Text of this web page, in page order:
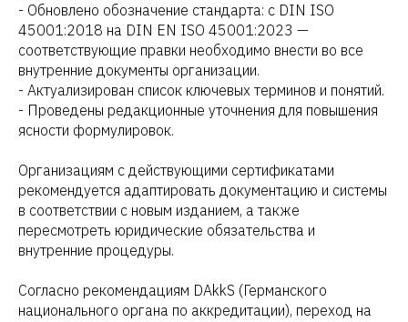
- Обновлено обозначение стандарта: с DIN ISO
45001:2018 на DIN EN ISO 45001:2023 —
соответствующие правки необходимо внести во все
внутренние документы организации.
- Актуализирован список ключевых терминов и понятий.
- Проведены редакционные уточнения для повышения
ясности формулировок.
Организациям с действующими сертификатами
рекомендуется адаптировать документацию и системы
в соответствии с новым изданием, а также
пересмотреть юридические обязательства и
внутренние процедуры.
Согласно рекомендациям DAkkS (Германского
национального органа по аккредитации), переход на